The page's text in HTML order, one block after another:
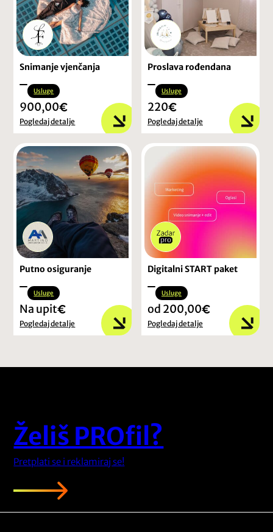
Snimanje vjenčanja
Usluge
900,00
Pogledaj detalje
Proslava rođendana
Usluge
220
Pogledaj detalje
Putno osiguranje
Usluge
Na upit
Pogledaj detalje
Digitalni START paket
Usluge
od 200,00
Pogledaj detalje
Želiš PROfil?
Pretplati se i reklamiraj se!